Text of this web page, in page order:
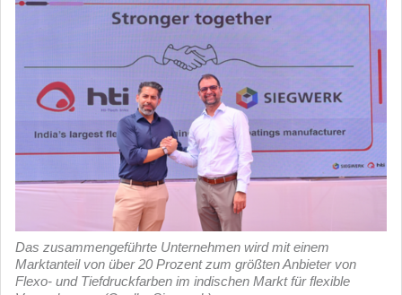
Das zusammengeführte Unternehmen wird mit einem
Marktanteil von über 20 Prozent zum größten Anbieter von
Flexo- und Tiefdruckfarben im indischen Markt für flexible